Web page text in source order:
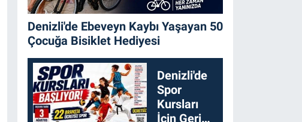
Denizli'de Ebeveyn Kaybı Yaşayan 50
Çocuğa Bisiklet Hediyesi
Denizli'de
Spor
Kursları
İçin Geri